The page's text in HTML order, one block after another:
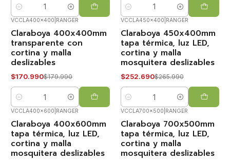
Cantidad Cantidad
-5%
OFF
VOLVIÓ!
VCCLA400x400 RANGER
Claraboya 400x400mm
transparente con
cortina y malla
deslizables
$170.990$179.990
Cantidad
-5%
OFF
VOLVIÓ!
VCCLA450x400 RANGER
Claraboya 450x400mm
tapa térmica, luz LED,
cortina y malla
mosquitera deslizables
$252.690$265.990
Cantidad
-5%
OFF
VOLVIÓ!
VCCLA400x600 RANGER
Claraboya 400x600mm
tapa térmica, luz LED,
cortina y malla
mosquitera deslizables
-5%
OFF
VOLVIÓ!
VCCLA700x500 RANGER
Claraboya 700x500mm
tapa térmica, luz LED,
cortina y malla
mosquitera deslizables